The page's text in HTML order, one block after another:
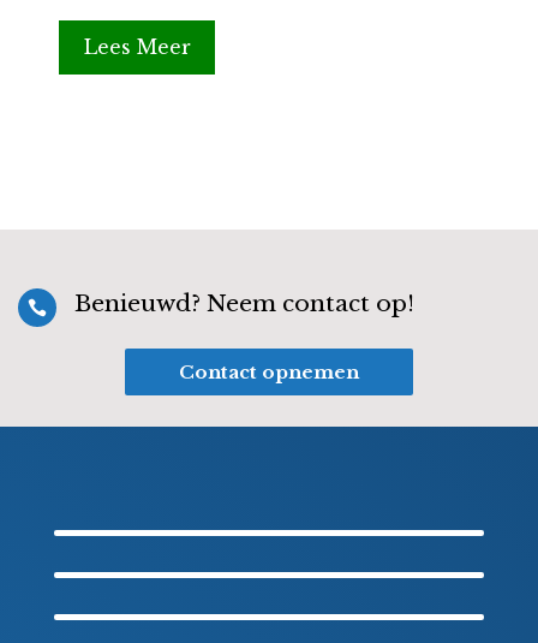
Lees Meer
 Benieuwd? Neem contact op!
Contact opnemen